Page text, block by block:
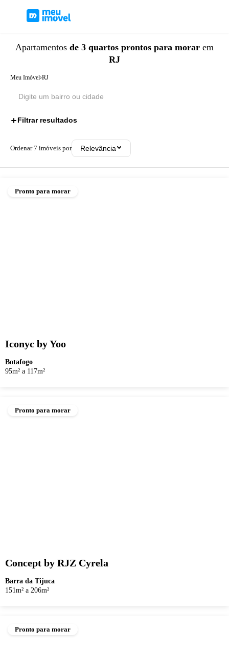
Apartamentos de 3 quartos prontos para morar em
RJ
Meu Imóvel›RJ
Filtrar resultados
Ordenar7 imóveis por Relevância
Pronto para morar
Iconyc by Yoo
Botafogo
95m² a 117m²
Pronto para morar
Concept by RJZ Cyrela
Barra da Tijuca
151m² a 206m²
Pronto para morar